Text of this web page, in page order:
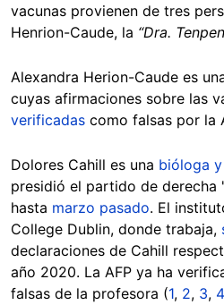
vacunas provienen de tres
Henrion-Caude, la “Dra.
Alexandra Herion-Caude es
cuyas afirmaciones sobre las
verificadas como falsas por la
Dolores Cahill es una bióloga
presidió el partido de derecha
hasta marzo pasado. El
College Dublin, donde trabaja,
declaraciones de Cahill
año 2020. La AFP ya ha
falsas de la profesora (1, 2, 3, 4